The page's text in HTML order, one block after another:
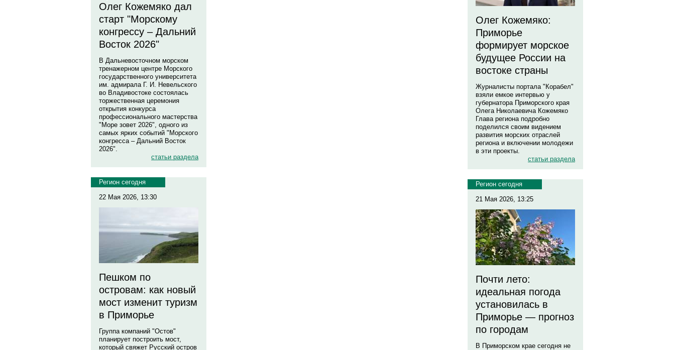
Олег Кожемяко дал
старт "Морскому
конгрессу – Дальний
Восток 2026"
В Дальневосточном морском
тренажерном центре Морского
государственного университета
им. адмирала Г. И. Невельского
во Владивостоке состоялась
торжественная церемония
открытия конкурса
профессионального мастерства
"Море зовет 2026", одного из
самых ярких событий "Морского
конгресса – Дальний Восток
2026".
статьи раздела
Регион сегодня
22 Мая 2026, 13:30
Пешком по
островам: как новый
мост изменит туризм
в Приморье
Группа компаний "Остов"
планирует построить мост,
который свяжет Русский остров
Олег Кожемяко:
Приморье
формирует морское
будущее России на
востоке страны
Журналисты портала "Корабел"
взяли емкое интервью у
губернатора Приморского края
Олега Николаевича Кожемяко
Глава региона подробно
поделился своим видением
развития морских отраслей
региона и включении молодежи
в эти проекты.
статьи раздела
Регион сегодня
21 Мая 2026, 13:25
Почти лето:
идеальная погода
установилась в
Приморье — прогноз
по городам
В Приморском крае сегодня не